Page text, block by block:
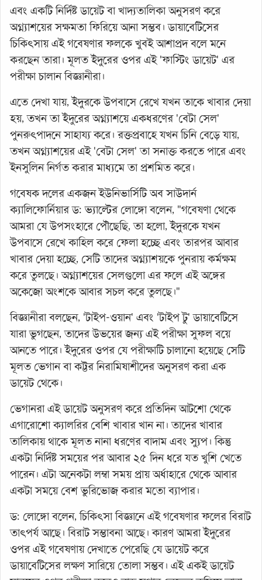
এবং একটি নির্দিষ্ট ডায়েট বা খাদ্যতালিকা অনুসরণ করে
অগ্ন্যাশয়ের সক্ষমতা ফিরিয়ে আনা সম্ভব। ডায়াবেটিসের
চিকিৎসায় এই গবেষণার ফলকে খুবই আশাপ্রদ বলে মনে
করছেন তারা। মূলত ইঁদুরের ওপর এই 'ফাস্টিং ডায়েট' এর
পরীক্ষা চালান বিজ্ঞানীরা।
এতে দেখা যায়, ইঁদুরকে উপবাসে রেখে যখন তাকে খাবার দেয়া
হয়, তখন তা ইঁদুরের অগ্ন্যাশয়ে একধরণের 'বেটা সেল'
পুনরুৎপাদনে সাহায্য করে। রক্তপ্রবাহে যখন চিনি বেড়ে যায়,
তখন অগ্ন্যাশয়ের এই 'বেটা সেল' তা সনাক্ত করতে পারে এবং
ইনসুলিন নির্গত করার মাধ্যমে তা প্রশমিত করে।
গবেষক দলের একজন ইউনিভার্সিটি অব সাউদার্ন
ক্যালিফোর্নিয়ার ড: ভ্যাল্টের লোঙ্গো বলেন, "গবেষণা থেকে
আমরা যে উপসংহারে পৌঁছেছি, তা হলো, ইঁদুরকে যখন
উপবাসে রেখে কাহিল করে ফেলা হচ্ছে এবং তারপর আবার
খাবার দেয়া হচ্ছে, সেটি তাদের অগ্ন্যাশয়কে পুনরায় কর্মক্ষম
করে তুলছে। অগ্ন্যাশয়ের সেলগুলো এর ফলে এই অঙ্গের
অকেজো অংশকে আবার সচল করে তুলছে।"
বিজ্ঞানীরা বলছেন, 'টাইপ-ওয়ান' এবং 'টাইপ টু' ডায়াবেটিসে
যারা ভুগছেন, তাদের উভয়ের জন্য এই পরীক্ষা সুফল বয়ে
আনতে পারে। ইঁদুরের ওপর যে পরীক্ষাটি চালানো হয়েছে সেটি
মূলত ভেগান বা কট্টর নিরামিষাশীদের অনুসরণ করা এক
ডায়েট থেকে।
ভেগানরা এই ডায়েট অনুসরণ করে প্রতিদিন আটশো থেকে
এগারোশো ক্যালরির বেশি খাবার খান না। তাদের খাবার
তালিকায় থাকে মূলত নানা ধরণের বাদাম এবং স্যুপ। কিন্তু
একটা নির্দিষ্ট সময়ের পর আবার ২৫ দিন ধরে যত খুশি খেতে
পারেন। এটা অনেকটা লম্বা সময় প্রায় অর্ধাহারে থেকে আবার
একটা সময়ে বেশ ভুরিভোজ করার মতো ব্যাপার।
ড: লোঙ্গো বলেন, চিকিৎসা বিজ্ঞানে এই গবেষণার ফলের বিরাট
তাৎপর্য আছে। বিরাট সম্ভাবনা আছে। কারণ আমরা ইঁদুরের
ওপর এই গবেষণায় দেখাতে পেরেছি যে ডায়েট করে
ডায়াবেটিসের লক্ষণ সারিয়ে তোলা সম্ভব। এই একই ডায়েট